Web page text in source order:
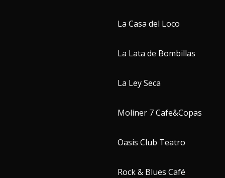
La Casa del Loco
La Lata de Bombillas
La Ley Seca
Moliner 7 Cafe&Copas
Oasis Club Teatro
Rock & Blues Café